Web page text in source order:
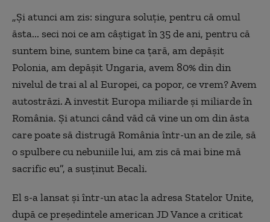
„Și atunci am zis: singura soluție, pentru că omul
ăsta... seci noi ce am câștigat în 35 de ani, pentru că
suntem bine, suntem bine ca țară, am depășit
Polonia, am depășit Ungaria, avem 80% din din
nivelul de trai al al Europei, ca popor, ce vrem? Avem
autostrăzi. A investit Europa miliarde și miliarde în
România. Și atunci când văd că vine un om din ăsta
care poate să distrugă România într-un an de zile, să
o spulbere cu nebuniile lui, am zis că mai bine mă
sacrific eu”, a susținut Becali.
El s-a lansat și într-un atac la adresa Statelor Unite,
după ce președintele american JD Vance a criticat